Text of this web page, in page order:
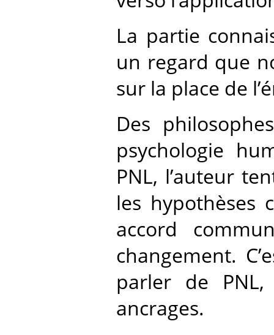
La partie
un regard que
sur la place de
Des
psychologie
PNL, l’auteur
les hypothèses
accord
changement.
parler de
ancrages.